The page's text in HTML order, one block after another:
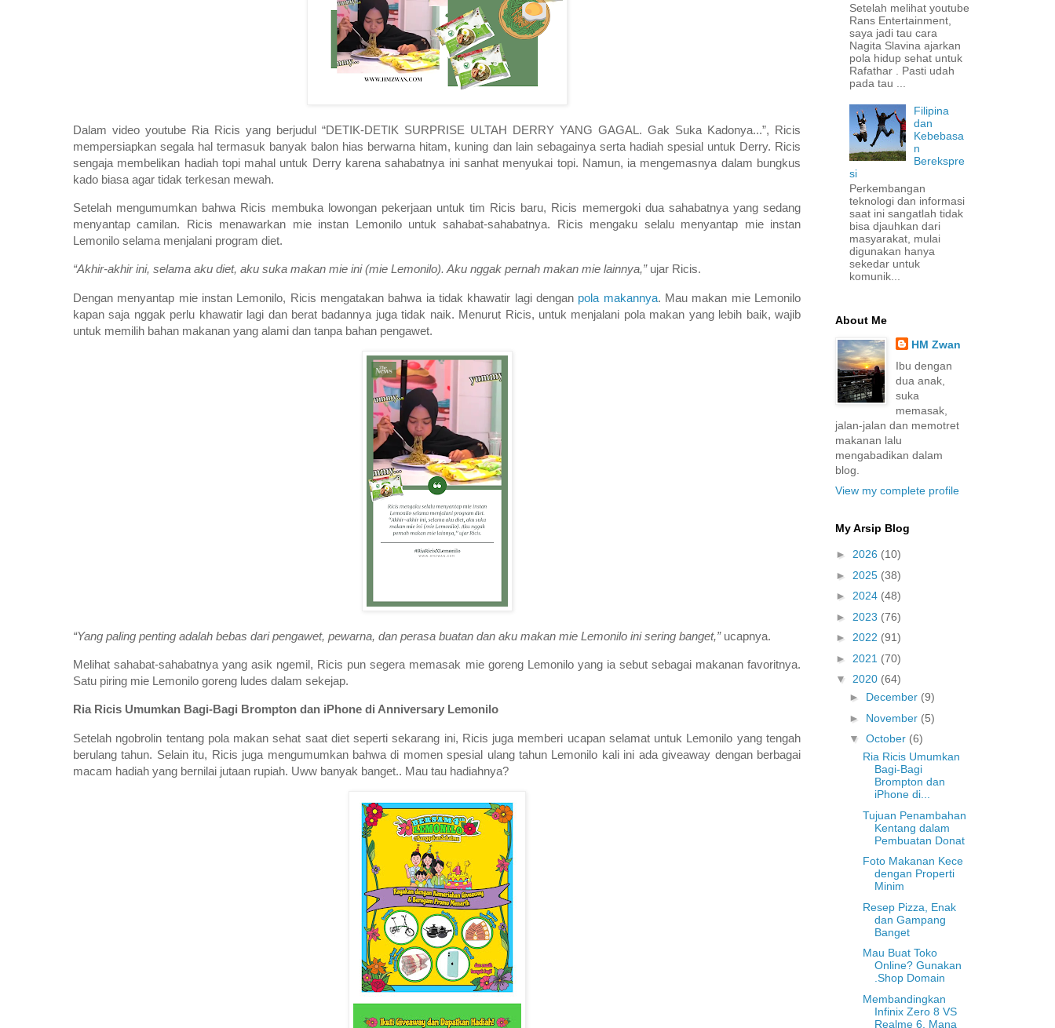
Dalam video youtube Ria Ricis yang berjudul “DETIK-DETIK SURPRISE ULTAH DERRY YANG GAGAL. Gak Suka Kadonya...”, Ricis
mempersiapkan segala hal termasuk banyak balon hias berwarna hitam, kuning dan lain sebagainya serta hadiah spesial untuk Derry. Ricis
sengaja membelikan hadiah topi mahal untuk Derry karena sahabatnya ini sanhat menyukai topi. Namun, ia mengemasnya dalam bungkus
kado biasa agar tidak terkesan mewah.
Setelah mengumumkan bahwa Ricis membuka lowongan pekerjaan untuk tim Ricis baru, Ricis memergoki dua sahabatnya yang sedang
menyantap camilan. Ricis menawarkan mie instan Lemonilo untuk sahabat-sahabatnya. Ricis mengaku selalu menyantap mie instan
Lemonilo selama menjalani program diet.
“Akhir-akhir ini, selama aku diet, aku suka makan mie ini (mie Lemonilo). Aku nggak pernah makan mie lainnya,”ujar Ricis.
Dengan menyantap mie instan Lemonilo, Ricis mengatakan bahwa ia tidak khawatir lagi dengan pola makannya. Mau makan mie Lemonilo
kapan saja nggak perlu khawatir lagi dan berat badannya juga tidak naik. Menurut Ricis, untuk menjalani pola makan yang lebih baik, wajib
untuk memilih bahan makanan yang alami dan tanpa bahan pengawet.
“Yang paling penting adalah bebas dari pengawet, pewarna, dan perasa buatan dan aku makan mie Lemonilo ini sering banget,”ucapnya.
Melihat sahabat-sahabatnya yang asik ngemil, Ricis pun segera memasak mie goreng Lemonilo yang ia sebut sebagai makanan favoritnya.
Satu piring mie Lemonilo goreng ludes dalam sekejap.
Ria Ricis Umumkan Bagi-Bagi Brompton dan iPhone di Anniversary Lemonilo
Setelah ngobrolin tentang pola makan sehat saat diet seperti sekarang ini, Ricis juga memberi ucapan selamat untuk Lemonilo yang tengah
berulang tahun. Selain itu, Ricis juga mengumumkan bahwa di momen spesial ulang tahun Lemonilo kali ini ada giveaway dengan berbagai
macam hadiah yang bernilai jutaan rupiah. Uww banyak banget.. Mau tau hadiahnya?
Setelah melihat youtube
Rans Entertainment,
saya jadi tau cara
Nagita Slavina ajarkan
pola hidup sehat untuk
Rafathar . Pasti udah
pada tau ...
Filipina
dan
Kebebasa
n
Berekspre
si
Perkembangan
teknologi dan informasi
saat ini sangatlah tidak
bisa djauhkan dari
masyarakat, mulai
digunakan hanya
sekedar untuk
komunik...
About Me
HM Zwan
Ibu dengan
dua anak,
suka
memasak,
jalan-jalan dan memotret
makanan lalu
mengabadikan dalam
blog.
View my complete profile
My Arsip Blog
► 2026 (10)
► 2025 (38)
► 2024 (48)
► 2023 (76)
► 2022 (91)
► 2021 (70)
▼ 2020 (64)
► December (9)
► November (5)
▼ October (6)
Ria Ricis Umumkan
Bagi-Bagi
Brompton dan
iPhone di...
Tujuan Penambahan
Kentang dalam
Pembuatan Donat
Foto Makanan Kece
dengan Properti
Minim
Resep Pizza, Enak
dan Gampang
Banget
Mau Buat Toko
Online? Gunakan
.Shop Domain
Membandingkan
Infinix Zero 8 VS
Realme 6, Mana